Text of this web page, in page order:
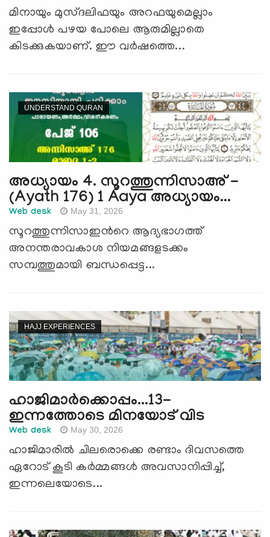
മിനായും മുസ്ദലിഫയും അറഫയുമെല്ലാം
ഇപ്പോള്‍ പഴയ പോലെ ആരുമില്ലാതെ
കിടക്കുകയാണ്. ഈ വര്‍ഷത്തെ...
UNDERSTAND QURAN
അധ്യായം 4. സൂറത്തുന്നിസാഅ് -
(Ayath 176) 1 Aaya അധ്യായം...
Web desk May 31, 2026
സൂറത്തുന്നിസാഇന്‍റെ ആദ്യഭാഗത്ത്
അനന്തരാവകാശ നിയമങ്ങളടക്കം
സമ്പത്തുമായി ബന്ധപ്പെട്ട...
HAJJ EXPERIENCES
ഹാജിമാര്‍ക്കൊപ്പം...13-
ഇന്നത്തോടെ മിനയോട് വിട
Web desk May 30, 2026
ഹാജിമാരില്‍ ചിലരൊക്കെ രണ്ടാം ദിവസത്തെ
ഏറോട് കൂടി കര്‍മ്മങ്ങള്‍ അവസാനിപ്പിച്ച്,
ഇന്നലെയോടെ...